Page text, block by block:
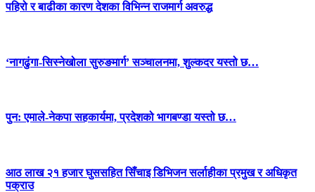
पहिरो र बाढीका कारण देशका विभिन्न राजमार्ग अवरुद्ध
‘नागढुंगा-सिस्नेखोला सुरुङमार्ग’ सञ्चालनमा, शुल्कदर यस्तो छ…
पुन: एमाले-नेकपा सहकार्यमा, प्रदेशको भागबण्डा यस्तो छ…
आठ लाख २१ हजार घुससहित सिँचाइ डिभिजन सर्लाहीका प्रमुख र अधिकृत
पक्राउ